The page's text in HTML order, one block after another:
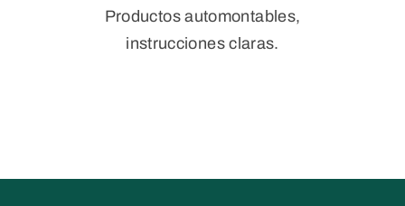
Productos automontables,
instrucciones claras.